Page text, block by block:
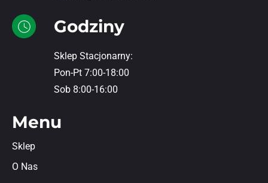
Godziny
Sklep Stacjonarny:
Pon-Pt 7:00-18:00
Sob 8:00-16:00
Menu
Sklep
O Nas